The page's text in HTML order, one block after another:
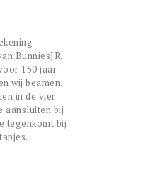
BunniesJR.
150 jaar
wij beamen.
in de vier
aansluiten bij
tegenkomt bij